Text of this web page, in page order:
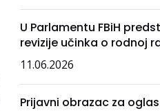
U Parlamentu FBiH
revizije učinka o rodnoj
11.06.2026
Prijavni obrazac za oglas